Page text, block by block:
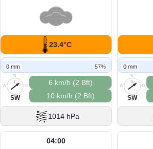
23.4°C
0 mm 57%
N
O
S
W
SW
6 km/h (2 Bft)
10 km/h (2 Bft)
1014 hPa
0 mm
N
O
S
W
SW
04:00